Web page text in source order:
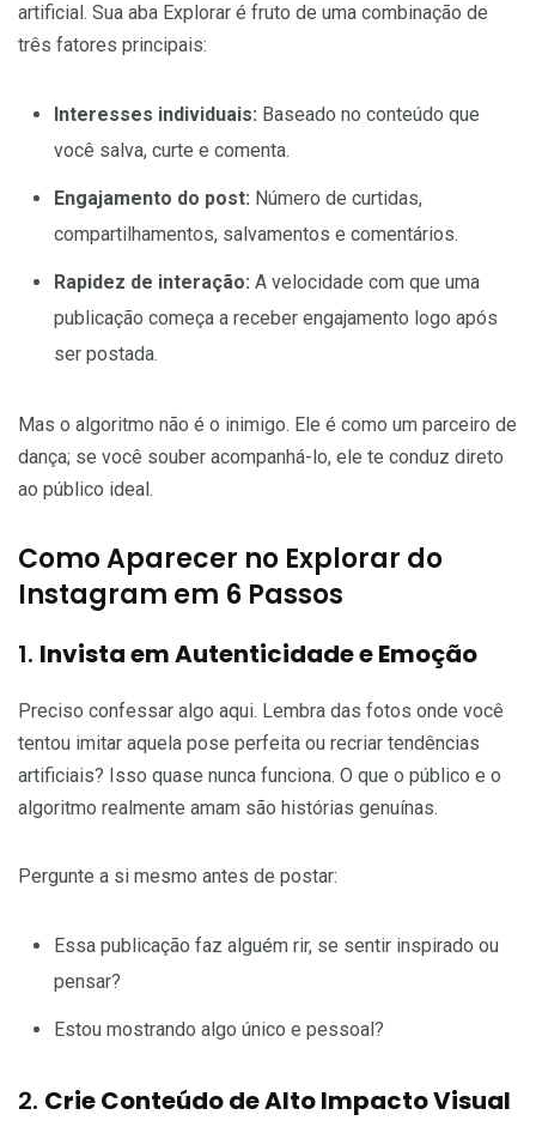
artificial. Sua aba Explorar é fruto de uma combinação de
três fatores principais:
Interesses individuais: Baseado no conteúdo que
você salva, curte e comenta.
Engajamento do post: Número de curtidas,
compartilhamentos, salvamentos e comentários.
Rapidez de interação: A velocidade com que uma
publicação começa a receber engajamento logo após
ser postada.
Mas o algoritmo não é o inimigo. Ele é como um parceiro de
dança; se você souber acompanhá-lo, ele te conduz direto
ao público ideal.
Como Aparecer no Explorar do
Instagram em 6 Passos
1. Invista em Autenticidade e Emoção
Preciso confessar algo aqui. Lembra das fotos onde você
tentou imitar aquela pose perfeita ou recriar tendências
artificiais? Isso quase nunca funciona. O que o público e o
algoritmo realmente amam são histórias genuínas.
Pergunte a si mesmo antes de postar:
Essa publicação faz alguém rir, se sentir inspirado ou
pensar?
Estou mostrando algo único e pessoal?
2. Crie Conteúdo de Alto Impacto Visual